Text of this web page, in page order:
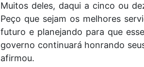
Muitos deles, daqui a cinco ou
Peço que sejam os melhores
futuro e planejando para que
governo continuará honrando
afirmou.